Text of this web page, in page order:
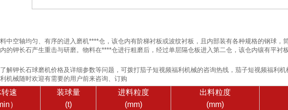
中空轴均匀、有序的进入磨机****仓，该仓内有阶梯衬板或波纹衬板，且内部装有各种规格的钢球
的钾长石产生重击与研磨。物料在****仓进行粗磨后，经过单层隔仓板进入第二仓，该仓内镶有平
解钾长石球磨机价格及详细参数等问题，可拨打茄子短视频福利机械的咨询热线，茄子短视频福利
机械随时欢迎有需要的用户前来咨询、订购
速
）
装球量
(t)
进料粒度
(mm)
出料粒度
(mm)